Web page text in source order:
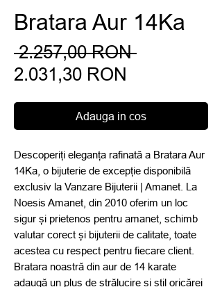
Bratara Aur 14Ka
2.257,00 RON Preț
2.031,30 RON
Adauga in cos
Descoperiți eleganța rafinată a Bratara Aur
14Ka, o bijuterie de excepție disponibilă
exclusiv la Vanzare Bijuterii | Amanet. La
Noesis Amanet, din 2010 oferim un loc
sigur și prietenos pentru amanet, schimb
valutar corect și bijuterii de calitate, toate
acestea cu respect pentru fiecare client.
Bratara noastră din aur de 14 karate
adaugă un plus de strălucire și stil oricărei